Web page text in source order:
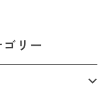
リー